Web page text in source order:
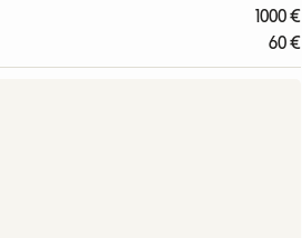
1000 €
60 €